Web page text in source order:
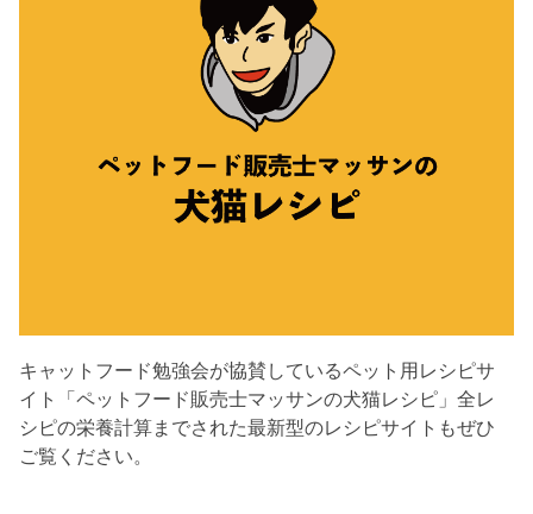
キャットフード勉強会が協賛しているペット用レシピサ
イト「ペットフード販売士マッサンの犬猫レシピ」全レ
シピの栄養計算までされた最新型のレシピサイトもぜひ
ご覧ください。